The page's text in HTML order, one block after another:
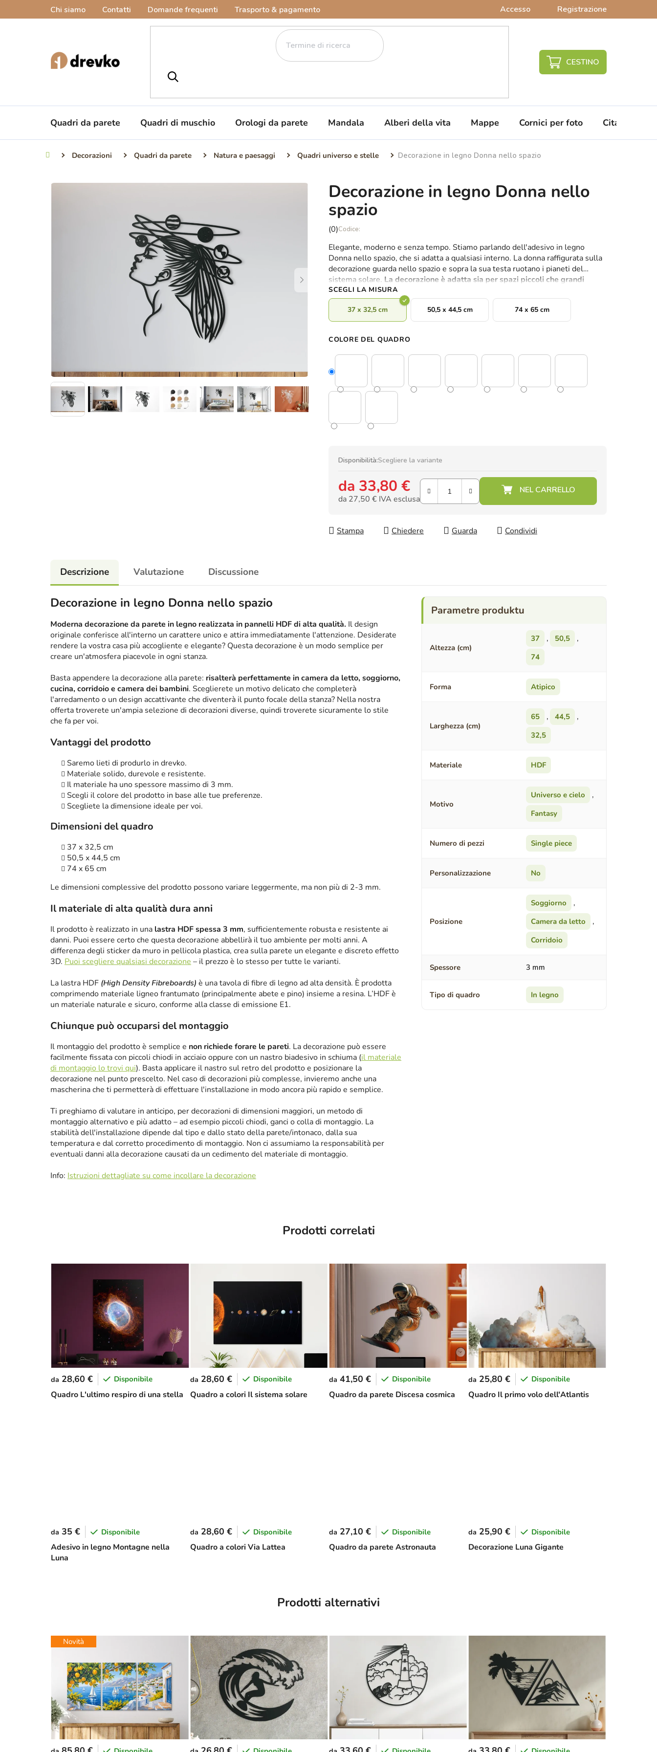
Chi siamo Contatti Domande frequenti Trasporto & pagamento Accesso Registrazione
CARRELLO
SPESA
Quadri da parete Quadri di muschio Orologi da parete Mandala Alberi della vita Mappe Cornici per foto Citazioni da
Casa Decorazioni Quadri da parete Natura e paesaggi Quadri universo e stelle Decorazione in legno Donna nello spazio
Decorazione in legno Donna nello
spazio
La
media
del
prodotto
è
0,0
su
(0)
Elegante, moderno e senza tempo. Stiamo parlando dell'adesivo in legno
Donna nello spazio, che si adatta a qualsiasi interno. La donna raffigurata sulla
decorazione guarda nello spazio e sopra la sua testa ruotano i pianeti del
sistema solare. La decorazione è adatta sia per spazi piccoli che grandi
SCEGLI LA MISURA
37 x 32,5 cm 50,5 x 44,5 cm 74 x 65 cm
COLORE DEL QUADRO
Disponibilità:Scegliere la variante
da 33,80 €
da 27,50 € IVA esclusa
Stampa
Chiedere Guarda Condividi
Descrizione Valutazione Discussione
Decorazione in legno Donna nello spazio
Moderna decorazione da parete in legno realizzata in pannelli HDF di alta qualità. Il design
originale conferisce all'interno un carattere unico e attira immediatamente l'attenzione. Desiderate
rendere la vostra casa più accogliente e elegante? Questa decorazione è un modo semplice per
creare un'atmosfera piacevole in ogni stanza.
Basta appendere la decorazione alla parete: risalterà perfettamente in camera da letto, soggiorno,
cucina, corridoio e camera dei bambini. Sceglierete un motivo delicato che completerà
l'arredamento o un design accattivante che diventerà il punto focale della stanza? Nella nostra
offerta troverete un'ampia selezione di decorazioni diverse, quindi troverete sicuramente lo stile
che fa per voi.
Vantaggi del prodotto
Saremo lieti di produrlo in drevko.
Materiale solido, durevole e resistente.
Il materiale ha uno spessore massimo di 3 mm.
Scegli il colore del prodotto in base alle tue preferenze.
Scegliete la dimensione ideale per voi.
Dimensioni del quadro
37 x 32,5 cm
50,5 x 44,5 cm
74 x 65 cm
Le dimensioni complessive del prodotto possono variare leggermente, ma non più di 2-3 mm.
Il materiale di alta qualità dura anni
Il prodotto è realizzato in una lastra HDF spessa 3 mm, sufficientemente robusta e resistente ai
danni. Puoi essere certo che questa decorazione abbellirà il tuo ambiente per molti anni. A
differenza degli sticker da muro in pellicola plastica, crea sulla parete un elegante e discreto effetto
3D. Puoi scegliere qualsiasi decorazione – il prezzo è lo stesso per tutte le varianti.
La lastra HDF (High Density Fibreboards) è una tavola di fibre di legno ad alta densità. È prodotta
comprimendo materiale ligneo frantumato (principalmente abete e pino) insieme a resina. L’HDF è
un materiale naturale e sicuro, conforme alla classe di emissione E1.
Chiunque può occuparsi del montaggio
Il montaggio del prodotto è semplice e non richiede forare le pareti. La decorazione può essere
facilmente fissata con piccoli chiodi in acciaio oppure con un nastro biadesivo in schiuma (il materiale
di montaggio lo trovi qui). Basta applicare il nastro sul retro del prodotto e posizionare la
decorazione nel punto prescelto. Nel caso di decorazioni più complesse, invieremo anche una
mascherina che ti permetterà di effettuare l'installazione in modo ancora più rapido e semplice.
Ti preghiamo di valutare in anticipo, per decorazioni di dimensioni maggiori, un metodo di
montaggio alternativo e più adatto – ad esempio piccoli chiodi, ganci o colla di montaggio. La
stabilità dell'installazione dipende dal tipo e dallo stato della parete/intonaco, dalla sua
temperatura e dal corretto procedimento di montaggio. Non ci assumiamo la responsabilità per
eventuali danni alla decorazione causati da un cedimento del materiale di montaggio.
Info: Istruzioni dettagliate su come incollare la decorazione
Altezza (cm)
37 , 50,5
,
74
Forma Atipico
Larghezza (cm)
65 , 44,5
,
32,5
Materiale HDF
Motivo
Universo e cielo
,
Fantasy
Numero di pezzi Single piece
Personalizzazione No
Posizione
Soggiorno
,
Camera da letto
,
Corridoio
Spessore 3 mm
Tipo di quadro In legno
Prodotti correlati
Quadro L'ultimo respiro di una stella
da 28,60 € Disponibile
Quadro a colori Il sistema solare
da 28,60 € Disponibile
Quadro da parete Discesa cosmica
da 41,50 € Disponibile
Quadro Il primo volo dell'Atlantis
da 25,80 € Disponibile
Adesivo in legno Montagne nella
Luna
da 35 € Disponibile
Quadro a colori Via Lattea
da 28,60 € Disponibile
Quadro da parete Astronauta
da 27,10 € Disponibile
Decorazione Luna Gigante
da 25,90 € Disponibile
Prodotti alternativi
Novità